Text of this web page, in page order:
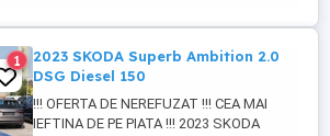
1
2023 SKODA Superb Ambition 2.0
DSG Diesel 150
!!! OFERTA DE NEREFUZAT !!! CEA MAI
IEFTINA DE PE PIATA !!! 2023 SKODA